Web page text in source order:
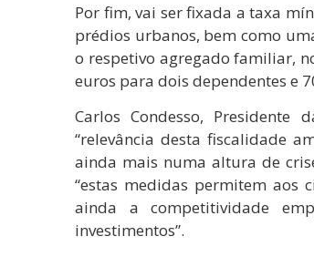
Por fim, vai ser fixada a taxa
prédios urbanos, bem como
o respetivo agregado familiar,
euros para dois dependentes e
Carlos Condesso,
“relevância desta fiscalidade
ainda mais numa altura de
“estas medidas permitem aos
ainda a competitividade
investimentos”.